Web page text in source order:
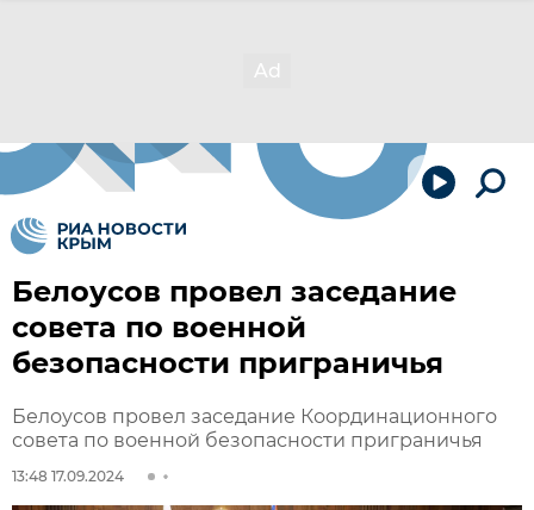
Белоусов провел заседание
совета по военной
безопасности приграничья
Белоусов провел заседание Координационного
совета по военной безопасности приграничья
13:48 17.09.2024